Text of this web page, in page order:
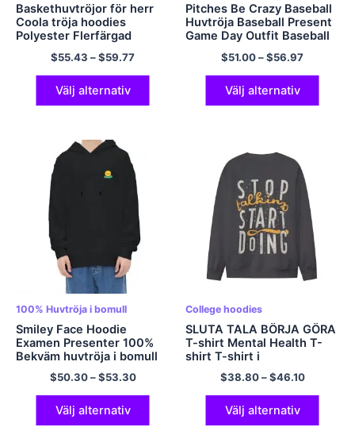
Baskethuvtröjor för herr
Coola tröja hoodies
Polyester Flerfärgad
$55.43 –$59.77
Välj alternativ
Pitches Be Crazy Baseball
Huvtröja Baseball Present
Game Day Outfit Baseball
Lover Luvtröjor 100%
Cotton Comfort Gym
Huvtröjor
$51.00–$56.97
Välj alternativ
100% Huvtröja i bomull
Smiley Face Hoodie
Examen Presenter 100%
Bekväm huvtröja i bomull
med ficka sommarkläder
Estetisk tröja huvtröja
Flerfärgad
$50.30–$53.30
Välj alternativ
College hoodies
SLUTA TALA BÖRJA GÖRA
T-shirt Mental Health T-
shirt T-shirt i
överdimensionerad
polyester T-shirt med rund
hals för män och kvinnor
$38.80–$46.10
Välj alternativ